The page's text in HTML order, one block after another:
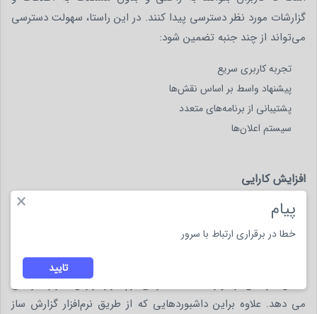
گزارشات مورد نظر دسترسی پیدا کنند. در این راستا، سهولت دسترسی
می‌تواند از چند جنبه تضمین شود:
تجربه کاربری سریع
پیشنهاد واسط بر اساس نقش‌ها
پشتیبانی از برنامه‌های متعدد
سیستم اعلان‌ها
افزایش کارایی
خودکارسازی گزارشات یکی از ویژگی‌های مهم و کاربردی در
نرم‌افزارهای گزارش‌ساز است. این امکان به کاربران این اجازه را
می‌دهد که فرآیند تولید و توزیع گزارشات را به صورت خودکار و بدون
نیاز به مداخله دستی انجام دهند. ذخیره سازی گزارشات در فایل های
اکسل نیز یکی از مواردیست که کارایی نرم افزار گزارش ساز را افزایش
می دهد. علاوه براین داشبوردهایی که از طریق نرم‌افزار گزارش ساز
× پیام
خطا در برقراری ارتباط با سرور
تایید